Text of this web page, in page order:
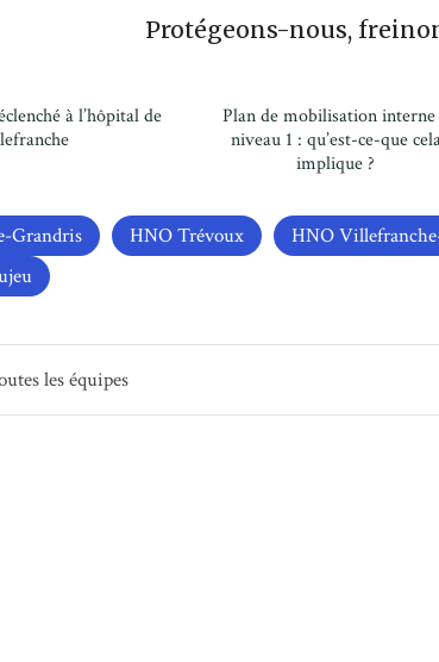
Protégeons-nous,
à l’hôpital de
Plan de mobilisation
niveau 1 : qu’est-ce-que
implique ?
Grandris HNO Trévoux HNO
les équipes